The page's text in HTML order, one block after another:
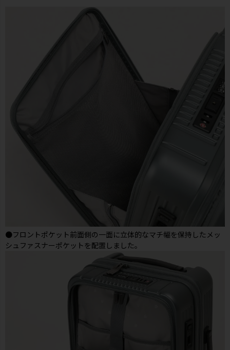
●フロントポケット前面側の一面に立体的なマチ幅を保持したメッ
シュファスナーポケットを配置しました。